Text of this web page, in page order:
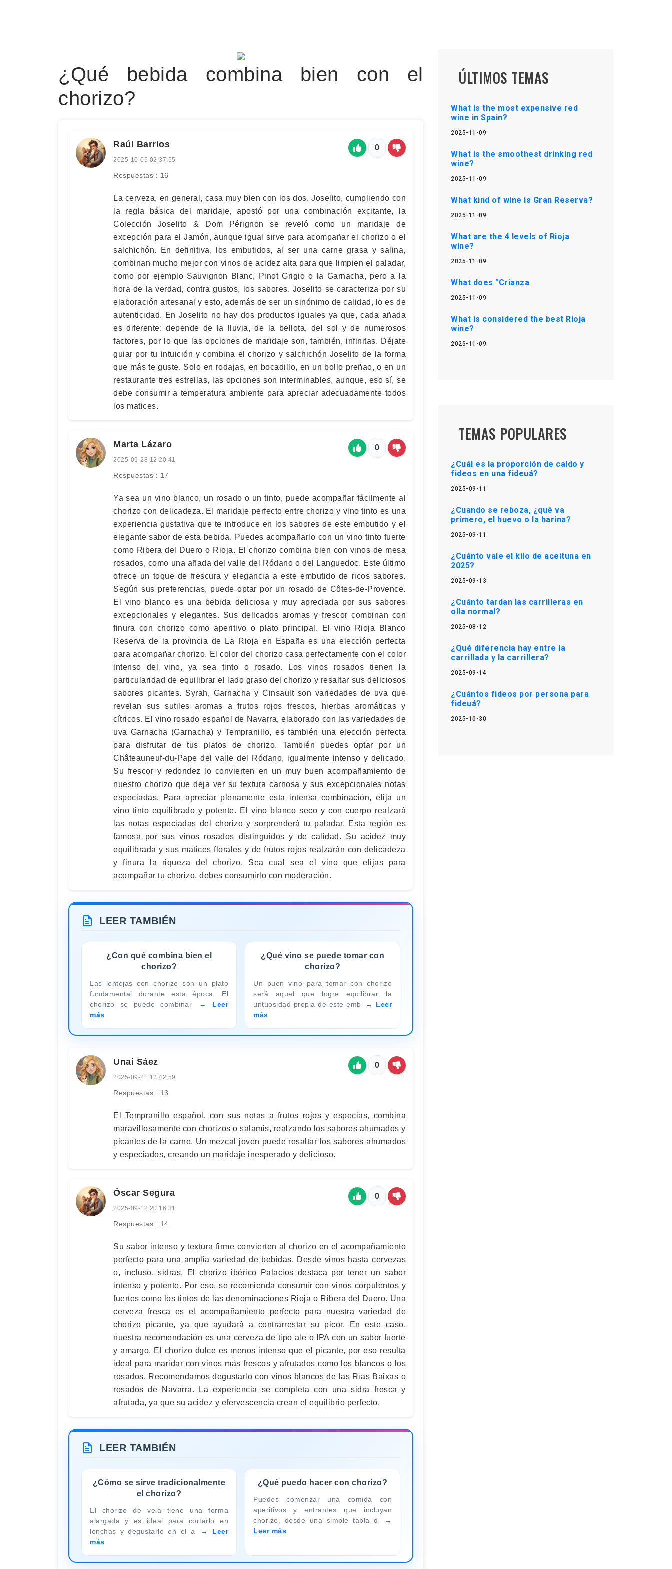
¿Qué bebida combina bien con el
chorizo?
Raúl Barrios
2025-10-05 02:37:55
Respuestas : 16
0
La cerveza, en general, casa muy bien con los dos. Joselito, cumpliendo con
la regla básica del maridaje, apostó por una combinación excitante, la
Colección Joselito & Dom Pérignon se reveló como un maridaje de
excepción para el Jamón, aunque igual sirve para acompañar el chorizo o el
salchichón. En definitiva, los embutidos, al ser una carne grasa y salina,
combinan mucho mejor con vinos de acidez alta para que limpien el paladar,
como por ejemplo Sauvignon Blanc, Pinot Grigio o la Garnacha, pero a la
hora de la verdad, contra gustos, los sabores. Joselito se caracteriza por su
elaboración artesanal y esto, además de ser un sinónimo de calidad, lo es de
autenticidad. En Joselito no hay dos productos iguales ya que, cada añada
es diferente: depende de la lluvia, de la bellota, del sol y de numerosos
factores, por lo que las opciones de maridaje son, también, infinitas. Déjate
guiar por tu intuición y combina el chorizo y salchichón Joselito de la forma
que más te guste. Solo en rodajas, en bocadillo, en un bollo preñao, o en un
restaurante tres estrellas, las opciones son interminables, aunque, eso sí, se
debe consumir a temperatura ambiente para apreciar adecuadamente todos
los matices.
Marta Lázaro
2025-09-28 12:20:41
Respuestas : 17
0
Ya sea un vino blanco, un rosado o un tinto, puede acompañar fácilmente al
chorizo con delicadeza. El maridaje perfecto entre chorizo ​​y vino tinto es una
experiencia gustativa que te introduce en los sabores de este embutido y el
elegante sabor de esta bebida. Puedes acompañarlo con un vino tinto fuerte
como Ribera del Duero o Rioja. El chorizo ​​combina bien con vinos de mesa
rosados, como una añada del valle del Ródano o del Languedoc. Este último
ofrece un toque de frescura y elegancia a este embutido de ricos sabores.
Según sus preferencias, puede optar por un rosado de Côtes-de-Provence.
El vino blanco es una bebida deliciosa y muy apreciada por sus sabores
excepcionales y elegantes. Sus delicados aromas y frescor combinan con
finura con chorizo ​​como aperitivo o plato principal. El vino Rioja Blanco
Reserva de la provincia de La Rioja en España es una elección perfecta
para acompañar chorizo. El color del chorizo ​​casa perfectamente con el color
intenso del vino, ya sea tinto o rosado. Los vinos rosados ​​tienen la
particularidad de equilibrar el lado graso del chorizo y resaltar sus deliciosos
sabores picantes. Syrah, Garnacha y Cinsault son variedades de uva que
revelan sus sutiles aromas a frutos rojos frescos, hierbas aromáticas y
cítricos. El vino rosado español de Navarra, elaborado con las variedades de
uva Garnacha (Garnacha) y Tempranillo, es también una elección perfecta
para disfrutar de tus platos de chorizo. También puedes optar por un
Châteauneuf-du-Pape del valle del Ródano, igualmente intenso y delicado.
Su frescor y redondez lo convierten en un muy buen acompañamiento de
nuestro chorizo ​​que deja ver su textura carnosa y sus excepcionales notas
especiadas. Para apreciar plenamente esta intensa combinación, elija un
vino tinto equilibrado y potente. El vino blanco seco y con cuerpo realzará
las notas especiadas del chorizo ​​y sorprenderá tu paladar. Esta región es
famosa por sus vinos rosados ​​distinguidos y de calidad. Su acidez muy
equilibrada y sus matices florales y de frutos rojos realzarán con delicadeza
y finura la riqueza del chorizo. Sea cual sea el vino que elijas para
acompañar tu chorizo, debes consumirlo con moderación.
LEER TAMBIÉN
¿Con qué combina bien el
chorizo?
Las lentejas con chorizo son un plato
fundamental durante esta época. El
chorizo se puede combinar
Leer
más
¿Qué vino se puede tomar con
chorizo?
Un buen vino para tomar con chorizo
será aquel que logre equilibrar la
untuosidad propia de este emb
Leer
más
Unai Sáez
2025-09-21 12:42:59
Respuestas : 13
0
El Tempranillo español, con sus notas a frutos rojos y especias, combina
maravillosamente con chorizos o salamis, realzando los sabores ahumados y
picantes de la carne. Un mezcal joven puede resaltar los sabores ahumados
y especiados, creando un maridaje inesperado y delicioso.
Óscar Segura
2025-09-12 20:16:31
Respuestas : 14
0
Su sabor intenso y textura firme convierten al chorizo en el acompañamiento
perfecto para una amplia variedad de bebidas. Desde vinos hasta cervezas
o, incluso, sidras. El chorizo ibérico Palacios destaca por tener un sabor
intenso y potente. Por eso, se recomienda consumir con vinos corpulentos y
fuertes como los tintos de las denominaciones Rioja o Ribera del Duero. Una
cerveza fresca es el acompañamiento perfecto para nuestra variedad de
chorizo picante, ya que ayudará a contrarrestar su picor. En este caso,
nuestra recomendación es una cerveza de tipo ale o IPA con un sabor fuerte
y amargo. El chorizo dulce es menos intenso que el picante, por eso resulta
ideal para maridar con vinos más frescos y afrutados como los blancos o los
rosados. Recomendamos degustarlo con vinos blancos de las Rías Baixas o
rosados de Navarra. La experiencia se completa con una sidra fresca y
afrutada, ya que su acidez y efervescencia crean el equilibrio perfecto.
LEER TAMBIÉN
¿Cómo se sirve tradicionalmente
el chorizo?
El chorizo de vela tiene una forma
alargada y es ideal para cortarlo en
lonchas y degustarlo en el a
Leer
más
¿Qué puedo hacer con chorizo?
Puedes comenzar una comida con
aperitivos y entrantes que incluyan
chorizo, desde una simple tabla d
Leer más
ÚLTIMOS TEMAS
What is the most expensive red
wine in Spain?
2025-11-09
What is the smoothest drinking red
wine?
2025-11-09
What kind of wine is Gran Reserva?
2025-11-09
What are the 4 levels of Rioja
wine?
2025-11-09
What does "Crianza
2025-11-09
What is considered the best Rioja
wine?
2025-11-09
TEMAS POPULARES
¿Cuál es la proporción de caldo y
fideos en una fideuá?
2025-09-11
¿Cuando se reboza, ¿qué va
primero, el huevo o la harina?
2025-09-11
¿Cuánto vale el kilo de aceituna en
2025?
2025-09-13
¿Cuánto tardan las carrilleras en
olla normal?
2025-08-12
¿Qué diferencia hay entre la
carrillada y la carrillera?
2025-09-14
¿Cuántos fideos por persona para
fideuá?
2025-10-30